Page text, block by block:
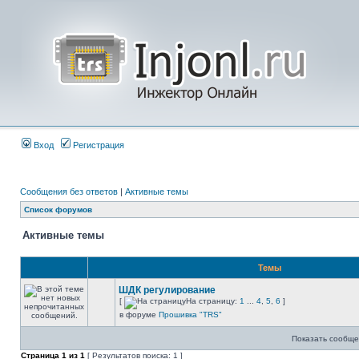
Вход Регистрация
Сообщения без ответов | Активные темы
Список форумов
Активные темы
Темы
ШДК регулирование
[ На страницу: 1 4 5 6 ]
в форуме Прошивка "TRS"
Показать
Страница 1 из 1 [ Результатов поиска: 1 ]